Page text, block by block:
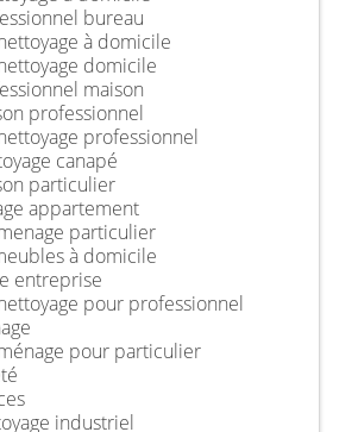
bureau
à domicile
domicile
maison
professionnel
professionnel
canapé
particulier
appartement
particulier
à domicile
entreprise
pour professionnel
pour particulier
industriel